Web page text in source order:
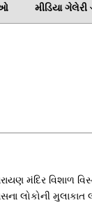
મીડિયા ગેલેરી
મંદિર વિશાળ
લોકોની મુલાકાત